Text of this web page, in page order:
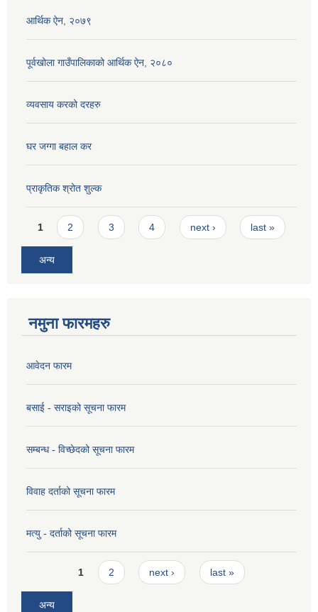
आर्थिक ऐन, २०७९
पूर्वखोला गाउँपालिकाको आर्थिक ऐन, २०८०
व्यवसाय करको दरहरु
घर जग्गा बहाल कर
प्राकृतिक श्रोत शुल्क
Pages
1 2 3 4 next › last »
अन्य
नमुना फारमहरु
आवेदन फारम
बसाई - सराइको सूचना फारम
सम्बन्ध - विच्छेदको सूचना फारम
विवाह दर्ताको सूचना फारम
मत्यु - दर्ताको सूचना फारम
Pages1 2 next › last »
अन्य